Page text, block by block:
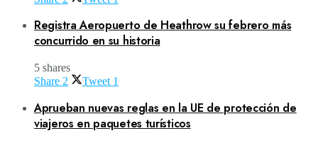
Registra Aeropuerto de Heathrow su febrero más
concurrido en su historia
5 shares
Share 2 Tweet 1
Aprueban nuevas reglas en la UE de protección de
viajeros en paquetes turísticos